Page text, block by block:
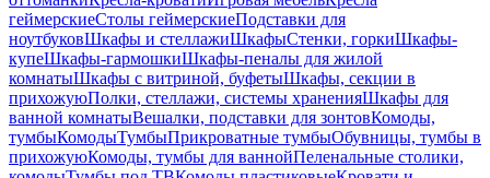
геймерскиеСтолы геймерскиеПодставки для
ноутбуковШкафы и стеллажиШкафыСтенки, горкиШкафы-
купеШкафы-гармошкиШкафы-пеналы для жилой
комнатыШкафы с витриной, буфетыШкафы, секции в
прихожуюПолки, стеллажи, системы храненияШкафы для
ванной комнатыВешалки, подставки для зонтовКомоды,
тумбыКомодыТумбыПрикроватные тумбыОбувницы, тумбы в
прихожуюКомоды, тумбы для ваннойПеленальные столики,